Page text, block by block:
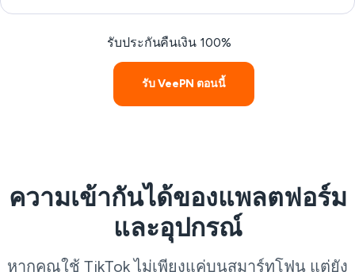
รับประกันคืนเงิน 100%
รับ VeePN ตอนนี้
ความเข้ากันได้ของแพลตฟอร์ม
และอุปกรณ์
หากคุณใช้ TikTok ไม่เพียงแค่บนสมาร์ทโฟน แต่ยัง